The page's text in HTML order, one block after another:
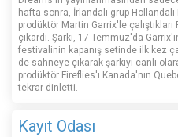
hafta sonra, İrlandalı grup Hollandalı
prodüktör Martin Garrix'le çalıştıkları
çıkardı. Şarkı, 17 Temmuz'da
festivalinin kapanış setinde ilk kez
de sahneye çıkarak şarkıyı canlı
prodüktör Fireflies'ı Kanada'nın
tekrar dinletti.
Kayıt Odası